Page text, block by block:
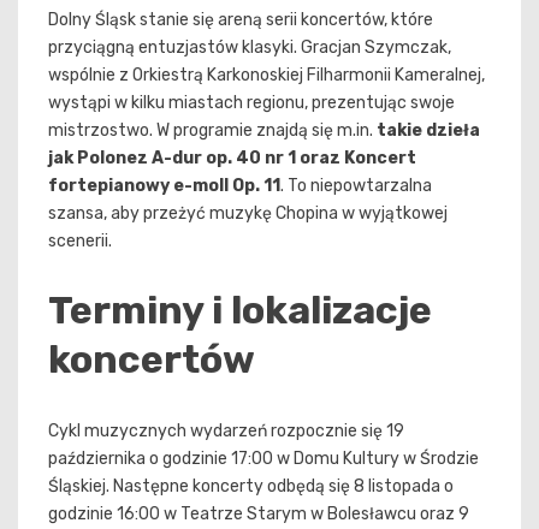
Dolny Śląsk stanie się areną serii koncertów, które
przyciągną entuzjastów klasyki. Gracjan Szymczak,
wspólnie z Orkiestrą Karkonoskiej Filharmonii Kameralnej,
wystąpi w kilku miastach regionu, prezentując swoje
mistrzostwo. W programie znajdą się m.in. takie dzieła
jak Polonez A-dur op. 40 nr 1 oraz Koncert
fortepianowy e-moll Op. 11. To niepowtarzalna
szansa, aby przeżyć muzykę Chopina w wyjątkowej
scenerii.
Terminy i lokalizacje
koncertów
Cykl muzycznych wydarzeń rozpocznie się 19
października o godzinie 17:00 w Domu Kultury w Środzie
Śląskiej. Następne koncerty odbędą się 8 listopada o
godzinie 16:00 w Teatrze Starym w Bolesławcu oraz 9